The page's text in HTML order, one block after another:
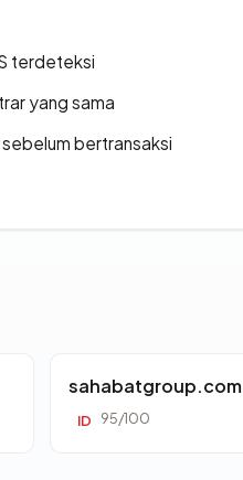
terdeteksi
yang sama
bertransaksi
sahabatgroup.com
ID 95/100